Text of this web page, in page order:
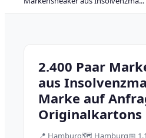
2.400 Paar
aus
Marke auf
Originalkartons
📍 Hamburg🗺️ Hamburg📅